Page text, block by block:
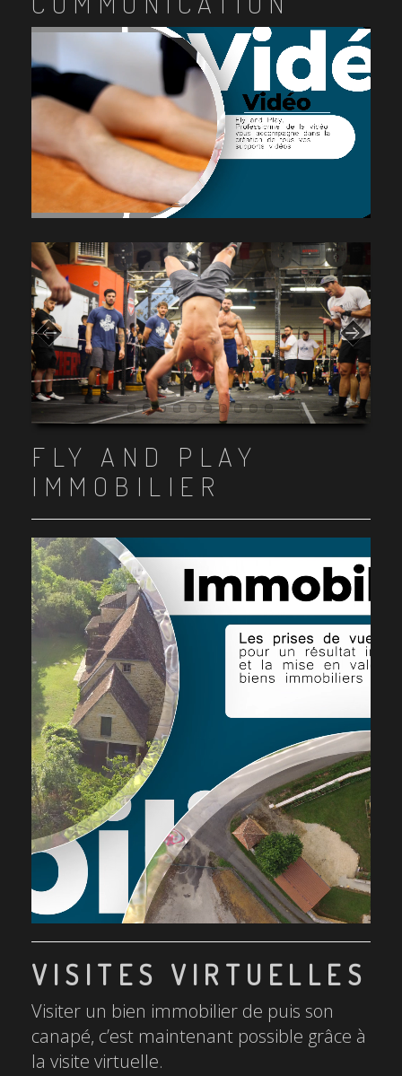
Item 1
Item 2
Item 3
Item 4
Item 5
Item 6
Item 7
Item 8
Item 9
Item 10
FLY AND PLAY
IMMOBILIER
VISITES VIRTUELLES
Visiter un bien immobilier de puis son
canapé, c’est maintenant possible grâce à
la visite virtuelle.